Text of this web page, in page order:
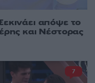
απόψε το
και Νέστορας
7